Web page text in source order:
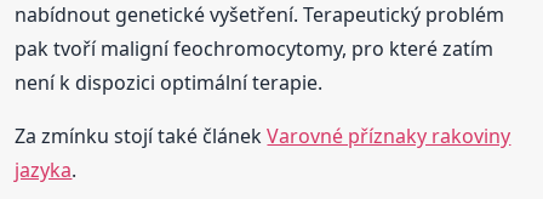
nabídnout genetické vyšetření. Terapeutický problém
pak tvoří maligní feochromocytomy, pro které zatím
není k dispozici optimální terapie.
Za zmínku stojí také článekVarovné příznaky rakoviny
jazyka.